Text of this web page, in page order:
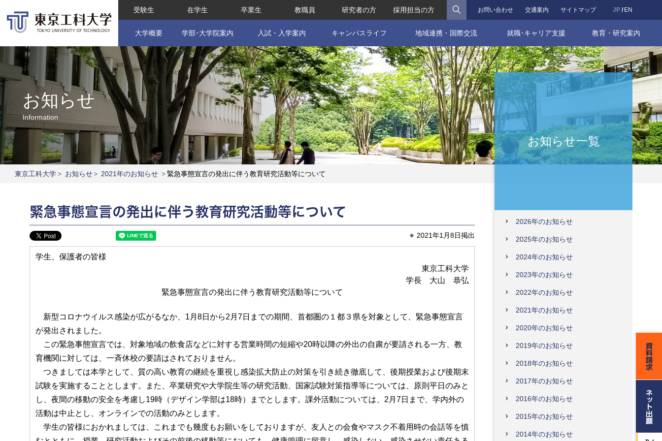
JP EN
お問い合わせ 交通案内 サイトマップ
受験生 在学生 卒業生 教職員 研究者の方 採用担当の方 検索
大学概要 学部･大学院案内 入試・入学案内 キャンパスライフ 地域連携・国際交流 就職･キャリア支援 教育・研究案内
お知らせ
Information
東京工科大学> お知らせ> 2021年のお知らせ >緊急事態宣言の発出に伴う教育研究活動等について
緊急事態宣言の発出に伴う教育研究活動等について
2021年1月8日掲出
学生、保護者の皆様
東京工科大学
学長 大山 恭弘
緊急事態宣言の発出に伴う教育研究活動等について
新型コロナウイルス感染が広がるなか、1月8日から2月7日までの期間、首都圏の１都３県を対象として、緊急事態宣言
が発出されました。
この緊急事態宣言では、対象地域の飲食店などに対する営業時間の短縮や20時以降の外出の自粛が要請される一方、教
育機関に対しては、一斉休校の要請はされておりません。
つきましては本学として、質の高い教育の継続を重視し感染拡大防止の対策を引き続き徹底して、後期授業および後期末
試験を実施することとします。また、卒業研究や大学院生等の研究活動、国家試験対策指導等については、原則平日のみと
し、夜間の移動の安全を考慮し19時（デザイン学部は18時）までとします。課外活動については、2月7日まで、学内外の
活動は中止とし、オンラインでの活動のみとします。
学生の皆様におかれましては、これまでも幾度もお願いをしておりますが、友人との会食やマスク不着用時の会話等を慎
お知らせ一覧
2026年のお知らせ
2025年のお知らせ
2024年のお知らせ
2023年のお知らせ
2022年のお知らせ
2021年のお知らせ
2020年のお知らせ
2019年のお知らせ
2018年のお知らせ
2017年のお知らせ
2016年のお知らせ
2015年のお知らせ
2014年のお知らせ